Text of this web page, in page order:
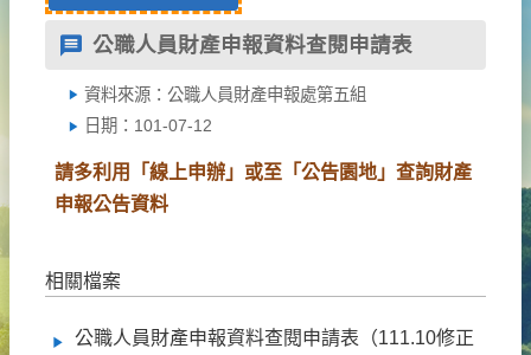
公職人員財產申報資料查閱申請表
資料來源：公職人員財產申報處第五組
日期：101-07-12
請多利用「線上申辦」或至「公告園地」查詢財產
申報公告資料
相關檔案
公職人員財產申報資料查閱申請表（111.10修正